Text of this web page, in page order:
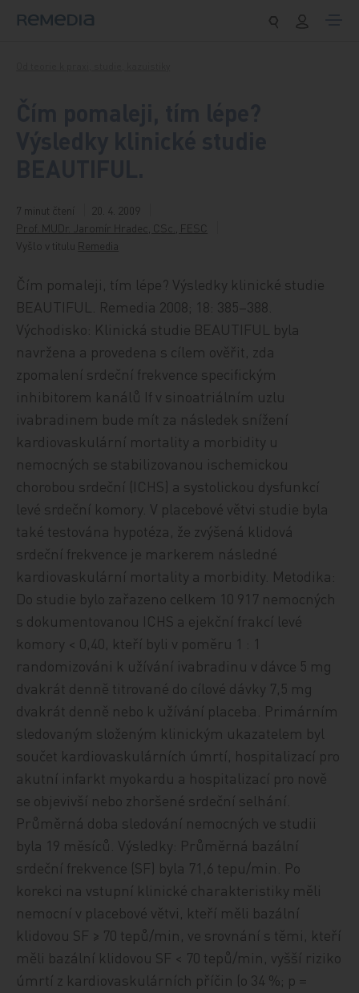
7 minut čtení
20. 4. 2009
Prof. MUDr. Jaromír Hradec, CSc., FESC
Vyšlo v titulu Remedia
Čím pomaleji, tím lépe? Výsledky klinické studie
BEAUTIFUL. Remedia 2008; 18: 385–388.
Východisko: Klinická studie BEAUTIFUL byla
navržena a provedena s cílem ověřit, zda
zpomalení srdeční frekvence specifickým
inhibitorem kanálů If v sinoatriálním uzlu
ivabradinem bude mít za následek snížení
kardiovaskulární mortality a morbidity u
nemocných se stabilizovanou ischemickou
chorobou srdeční (ICHS) a systolickou dysfunkcí
levé srdeční komory. V placebové větvi studie byla
také testována hypotéza, že zvýšená klidová
srdeční frekvence je markerem následné
kardiovaskulární mortality a morbidity. Metodika:
Do studie bylo zařazeno celkem 10 917 nemocných
s dokumentovanou ICHS a ejekční frakcí levé
komory < 0,40, kteří byli v poměru 1 : 1
randomizováni k užívání ivabradinu v dávce 5 mg
dvakrát denně titrované do cílové dávky 7,5 mg
dvakrát denně nebo k užívání placeba. Primárním
sledovaným složeným klinickým ukazatelem byl
součet kardiovaskulárních úmrtí, hospitalizací pro
akutní infarkt myokardu a hospitalizací pro nově
se objevivší nebo zhoršené srdeční selhání.
Průměrná doba sledování nemocných ve studii
byla 19 měsíců. Výsledky: Průměrná bazální
srdeční frekvence (SF) byla 71,6 tepu/min. Po
korekci na vstupní klinické charakteristiky měli
nemocní v placebové větvi, kteří měli bazální
klidovou SF ≥ 70 tepů/min, ve srovnání s těmi, kteří
měli bazální klidovou SF < 70 tepů/min, vyšší riziko
úmrtí z kardiovaskulárních příčin (o 34 %; p =